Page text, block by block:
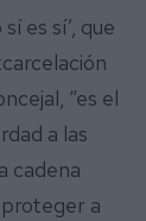
es sí’, que
“es el
a las
cadena
a